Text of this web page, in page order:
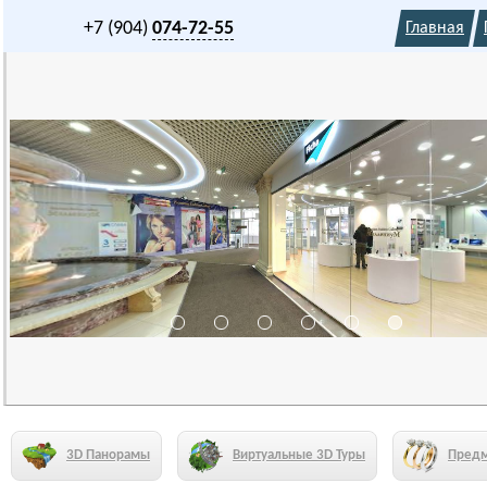
+7 (904) 074-72-55 Главная
3D Панорамы Виртуальные 3D Туры